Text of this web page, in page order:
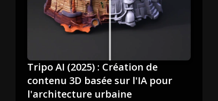
Tripo AI (2025) : Création de
contenu 3D basée sur l'IA pour
l'architecture urbaine